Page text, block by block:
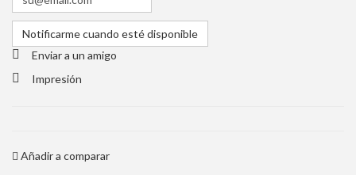
Notificarme cuando esté disponible
Enviar a un amigo
Impresión
Añadir a comparar